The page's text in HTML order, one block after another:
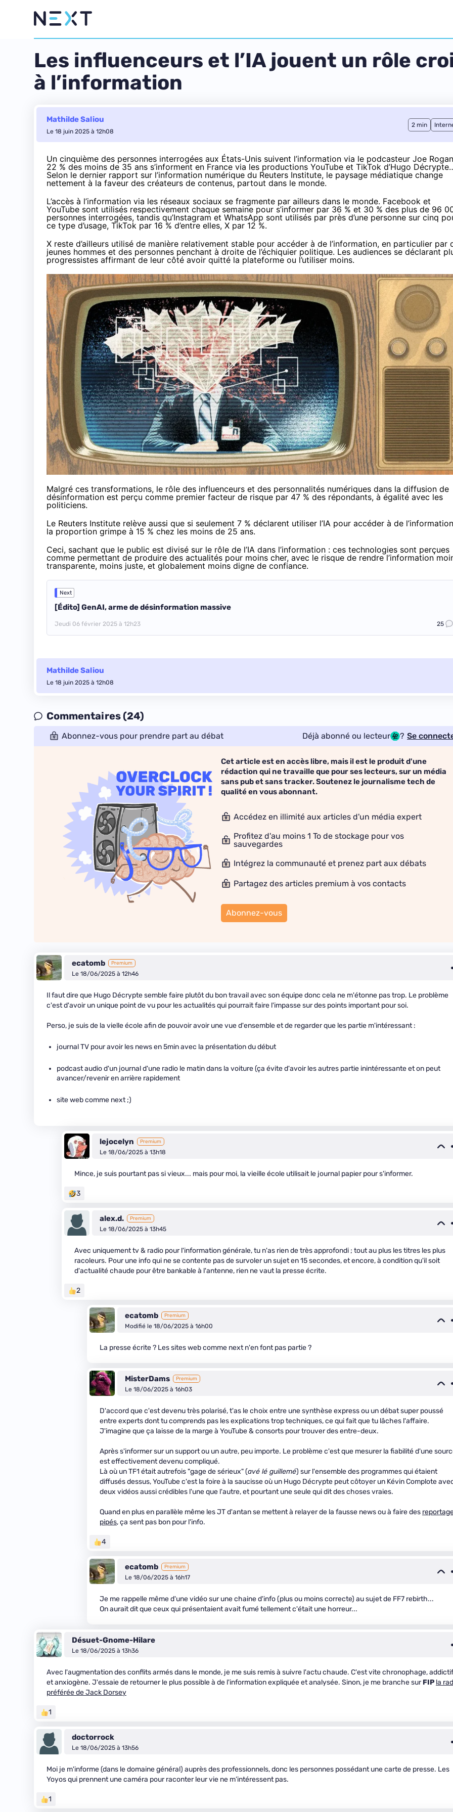
Les influenceurs et l’IA jouent un rôle
à l’information
Mathilde Saliou
Le 18 juin 2025 à 12h08
2 min
Un cinquième des personnes interrogées aux États-Unis suivent l’information via le podcasteur Joe
22 % des moins de 35 ans s’informent en France via les productions YouTube et TikTok d’Hugo
Selon le dernier rapport sur l’information numérique du Reuters Institute, le paysage médiatique change
nettement à la faveur des créateurs de contenus, partout dans le monde.
L’accès à l’information via les réseaux sociaux se fragmente par ailleurs dans le monde. Facebook et
YouTube sont utilisés respectivement chaque semaine pour s’informer par 36 % et 30 % des plus de 96
personnes interrogées, tandis qu’Instagram et WhatsApp sont utilisés par près d’une personne sur cinq
ce type d’usage, TikTok par 16 % d’entre elles, X par 12 %.
X reste d’ailleurs utilisé de manière relativement stable pour accéder à de l’information, en particulier par
jeunes hommes et des personnes penchant à droite de l’échiquier politique. Les audiences se déclarant
progressistes affirmant de leur côté avoir quitté la plateforme ou l’utiliser moins.
Malgré ces transformations, le rôle des influenceurs et des personnalités numériques dans la diffusion de
désinformation est perçu comme premier facteur de risque par 47 % des répondants, à égalité avec les
politiciens.
Le Reuters Institute relève aussi que si seulement 7 % déclarent utiliser l’IA pour accéder à de
la proportion grimpe à 15 % chez les moins de 25 ans.
Ceci, sachant que le public est divisé sur le rôle de l’IA dans l’information : ces technologies sont perçues
comme permettant de produire des actualités pour moins cher, avec le risque de rendre l’information
transparente, moins juste, et globalement moins digne de confiance.
Next
[Édito] GenAI, arme de désinformation massive
Jeudi 06 février 2025 à 12h23 25
Mathilde Saliou
Le 18 juin 2025 à 12h08
Commentaires (24)
Abonnez-vous pour prendre part au débat Déjà abonné ou lecteur ? Se
Cet article est en accès libre, mais il est le produit d'une
rédaction qui ne travaille que pour ses lecteurs, sur un média
sans pub et sans tracker. Soutenez le journalisme tech de
qualité en vous abonnant.
Accédez en illimité aux articles d'un média expert
Profitez d'au moins 1 To de stockage pour vos
sauvegardes
Intégrez la communauté et prenez part aux débats
Partagez des articles premium à vos contacts
Abonnez-vous
ecatomb Premium
Le 18/06/2025 à 12h46
Il faut dire que Hugo Décrypte semble faire plutôt du bon travail avec son équipe donc cela ne m'étonne pas trop. Le problème
c'est d'avoir un unique point de vu pour les actualités qui pourrait faire l'impasse sur des points important pour soi.
Perso, je suis de la vielle école afin de pouvoir avoir une vue d'ensemble et de regarder que les partie m'intéressant :
journal TV pour avoir les news en 5min avec la présentation du début
podcast audio d'un journal d'une radio le matin dans la voiture (ça évite d'avoir les autres partie inintéressante et on peut
avancer/revenir en arrière rapidement
site web comme next ;)
lejocelyn Premium
Le 18/06/2025 à 13h18
Mince, je suis pourtant pas si vieux... mais pour moi, la vieille école utilisait le journal papier pour s'informer.
3
alex.d. Premium
Le 18/06/2025 à 13h45
Avec uniquement tv & radio pour l'information générale, tu n'as rien de très approfondi ; tout au plus les titres les plus
racoleurs. Pour une info qui ne se contente pas de survoler un sujet en 15 secondes, et encore, à condition qu'il soit
d'actualité chaude pour être bankable à l'antenne, rien ne vaut la presse écrite.
2
ecatomb Premium
Modifié le 18/06/2025 à 16h00
La presse écrite ? Les sites web comme next n'en font pas partie ?
MisterDams Premium
Le 18/06/2025 à 16h03
D'accord que c'est devenu très polarisé, t'as le choix entre une synthèse express ou un débat super poussé
entre experts dont tu comprends pas les explications trop techniques, ce qui fait que tu lâches l'affaire.
J'imagine que ça laisse de la marge à YouTube & consorts pour trouver des entre-deux.
Après s'informer sur un support ou un autre, peu importe. Le problème c'est que mesurer la fiabilité d'une
est effectivement devenu compliqué.
Là où un TF1 était autrefois "gage de sérieux" (avé lé guillemé) sur l'ensemble des programmes qui étaient
diffusés dessus, YouTube c'est la foire à la saucisse où un Hugo Décrypte peut côtoyer un Kévin Complote
deux vidéos aussi crédibles l'une que l'autre, et pourtant une seule qui dit des choses vraies.
Quand en plus en parallèle même les JT d'antan se mettent à relayer de la fausse news ou à faire des
pipés, ça sent pas bon pour l'info.
4
ecatomb Premium
Le 18/06/2025 à 16h17
Je me rappelle même d'une vidéo sur une chaine d'info (plus ou moins correcte) au sujet de FF7 rebirth...
On aurait dit que ceux qui présentaient avait fumé tellement c'était une horreur...
Désuet-Gnome-Hilare
Le 18/06/2025 à 13h36
Avec l'augmentation des conflits armés dans le monde, je me suis remis à suivre l'actu chaude. C'est vite chronophage, addictif
et anxiogène. J'essaie de retourner le plus possible à de l'information expliquée et analysée. Sinon, je me branche surFIP la
préférée de Jack Dorsey
1
doctorrock
Le 18/06/2025 à 13h56
Moi je m'informe (dans le domaine général) auprès des professionnels, donc les personnes possédant une carte de presse. Les
Yoyos qui prennent une caméra pour raconter leur vie ne m’intéressent pas.
1